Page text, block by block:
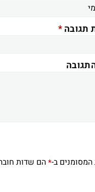
תגובה*
ב-*הם שדות